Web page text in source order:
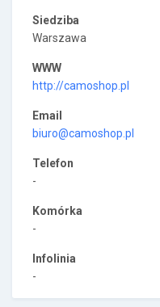
Siedziba
Warszawa
WWW
http://camoshop.pl
Email
biuro@camoshop.pl
Telefon
-
Komórka
-
Infolinia
-